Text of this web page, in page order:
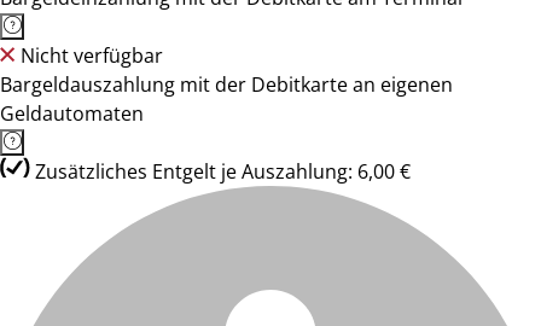
Nicht verfügbar
Bargeldauszahlung mit der Debitkarte an eigenen
Geldautomaten
Zusätzliches Entgelt je Auszahlung: 6,00 €